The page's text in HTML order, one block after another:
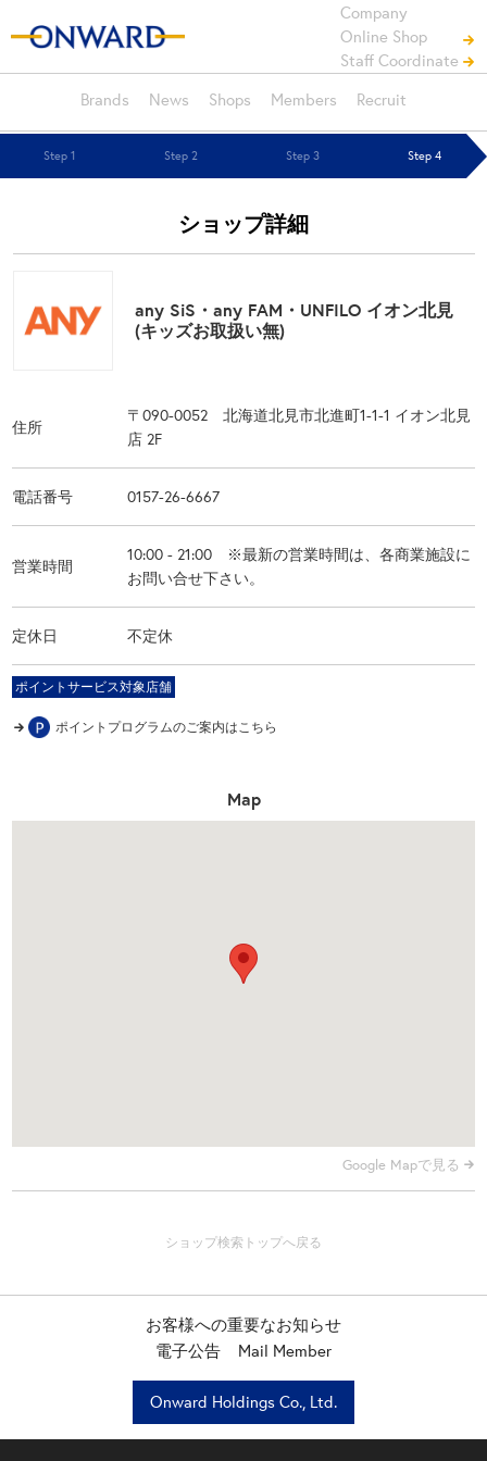
Company
Online Shop
Staff Coordinate
Brands
News Shops Members Recruit
Step 1 Step 2 Step 3 Step 4
ショップ詳細
any SiS・any FAM・UNFILO イオン北見
(キッズお取扱い無)
住所
〒090-0052 北海道北見市北進町1-1-1 イオン北見
店 2F
電話番号 0157-26-6667
営業時間
10:00 - 21:00 ※最新の営業時間は、各商業施設に
お問い合せ下さい。
定休日 不定休
ポイントサービス対象店舗
ポイントプログラムのご案内はこちら
Map
Google Mapで見る
お客様への重要なお知らせ
電子公告
Mail Member
Onward Holdings Co., Ltd.